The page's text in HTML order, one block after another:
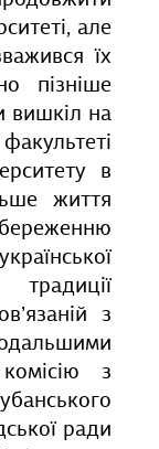
але
їх
пізніше
вишкіл на
в
життя
з
з
ради